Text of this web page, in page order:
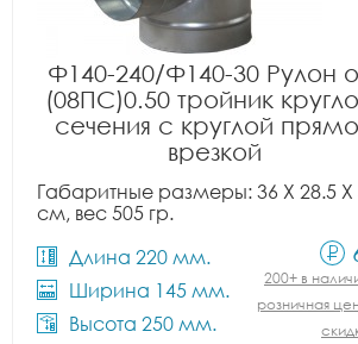
Ф140-240/Ф140-30 Рулон
(08ПС)0.50 тройник
сечения с круглой
врезкой
Габаритные размеры: 36 X 28.5 X
см, вес 505 гр.
Длина 220 мм.
Ширина 145 мм.
Высота 250 мм.
200+ в
розничная